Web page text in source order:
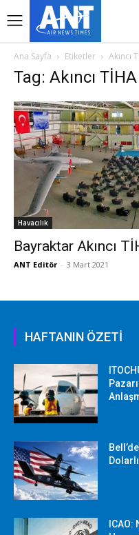
Ana Sayfa Etiketler Akıncı
Tag: Akıncı
Havacılık
Bayraktar Akıncı
ANT Editör - 3 Mart 2021
HAFTANIN ÖZETİ